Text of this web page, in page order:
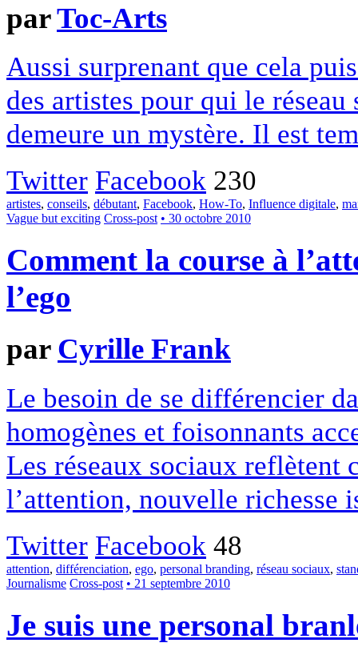
parToc-Arts
Aussi surprenant que cela
des artistes pour qui le
demeure un mystère. Il est
Twitter Facebook 230
artistes, conseils, débutant, Facebook, How-To, Influence digitale,
Vague but exciting Cross-post • 30 octobre 2010
Comment la course à
l’ego
par Cyrille Frank
Le besoin de se différencier
homogènes et foisonnants
Les réseaux sociaux reflètent
l’attention, nouvelle richesse
Twitter Facebook 48
attention, différenciation, ego, personal branding, réseau sociaux,
Journalisme Cross-post • 21 septembre 2010
Je suis une personal